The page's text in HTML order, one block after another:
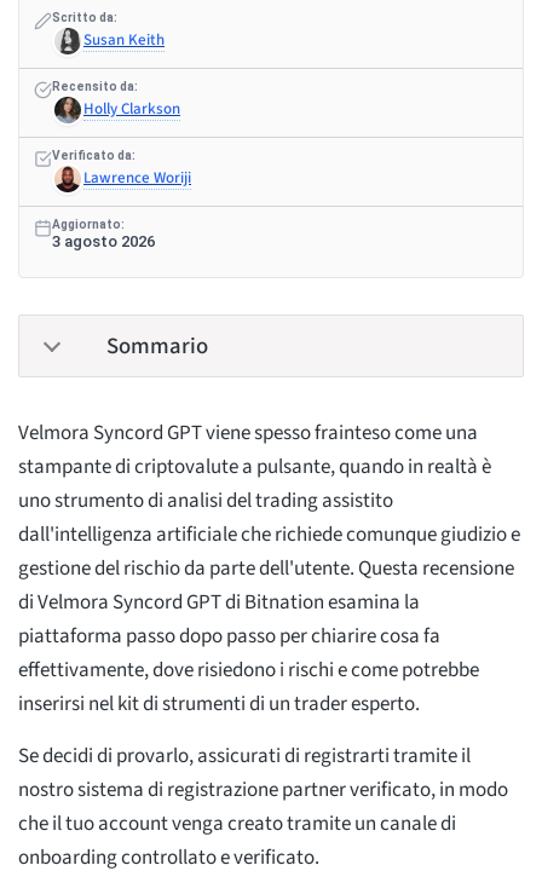
Scritto da:
Susan Keith
Recensito da:
Holly Clarkson
Verificato da:
Lawrence Woriji
Aggiornato:
3 agosto 2026
Sommario
Velmora Syncord GPT viene spesso frainteso come una
stampante di criptovalute a pulsante, quando in realtà è
uno strumento di analisi del trading assistito
dall'intelligenza artificiale che richiede comunque giudizio e
gestione del rischio da parte dell'utente. Questa recensione
di Velmora Syncord GPT di Bitnation esamina la
piattaforma passo dopo passo per chiarire cosa fa
effettivamente, dove risiedono i rischi e come potrebbe
inserirsi nel kit di strumenti di un trader esperto.
Se decidi di provarlo, assicurati di registrarti tramite il
nostro sistema di registrazione partner verificato, in modo
che il tuo account venga creato tramite un canale di
onboarding controllato e verificato.